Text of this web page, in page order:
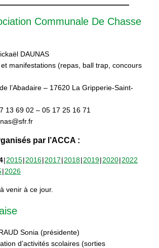
Communale De Chasse
DAUNAS
manifestations (repas, ball trap, concours
l’Abadaire – 17620 La Gripperie-Saint-
13 69 02 – 05 17 25 16 71
par l’ACCA :
2015 2016 2017 2018 2019 2020 2022
2026
venir à ce jour.
Sonia (présidente)
d’activités scolaires (sorties